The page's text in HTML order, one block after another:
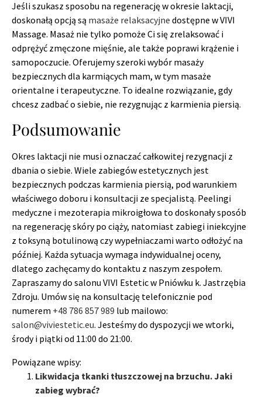
Jeśli szukasz sposobu na regenerację w okresie laktacji,
doskonałą opcją są masaże relaksacyjne dostępne w VIVI
Massage. Masaż nie tylko pomoże Ci się zrelaksować i
odprężyć zmęczone mięśnie, ale także poprawi krążenie i
samopoczucie. Oferujemy szeroki wybór masaży
bezpiecznych dla karmiących mam, w tym masaże
orientalne i terapeutyczne. To idealne rozwiązanie, gdy
chcesz zadbać o siebie, nie rezygnując z karmienia piersią.
Podsumowanie
Okres laktacji nie musi oznaczać całkowitej rezygnacji z
dbania o siebie. Wiele zabiegów estetycznych jest
bezpiecznych podczas karmienia piersią, pod warunkiem
właściwego doboru i konsultacji ze specjalistą. Peelingi
medyczne i mezoterapia mikroigłowa to doskonały sposób
na regenerację skóry po ciąży, natomiast zabiegi iniekcyjne
z toksyną botulinową czy wypełniaczami warto odłożyć na
później. Każda sytuacja wymaga indywidualnej oceny,
dlatego zachęcamy do kontaktu z naszym zespołem.
Zapraszamy do salonu VIVI Estetic w Pniówku k. Jastrzębia
Zdroju. Umów się na konsultację telefonicznie pod
numerem +48 786 857 989 lub mailowo:
salon@viviestetic.eu. Jesteśmy do dyspozycji we wtorki,
środy i piątki od 11:00 do 21:00.
Powiązane wpisy:
Likwidacja tkanki tłuszczowej na brzuchu. Jaki
zabieg wybrać?